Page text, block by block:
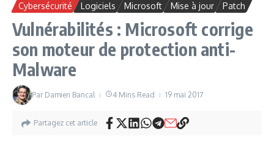
Cybersécurité Logiciels Microsoft Mise à jour Patch
Vulnérabilités : Microsoft corrige
son moteur de protection anti-
Malware
Par Damien Bancal 4 Mins Read 19 mai 2017
Partagez cet article